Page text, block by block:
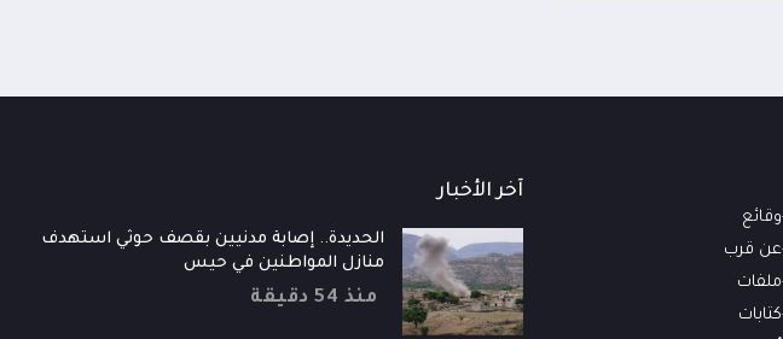
وقائع
عن قرب
ملفات
كتابات
آخر الأخبار
الحديدة.. إصابة مدنيين بقصف حوثي استهدف
منازل المواطنين في حيس
منذ 54 دقيقة